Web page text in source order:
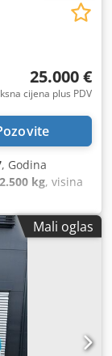
25.000 €
cijena plus PDV
, Godina
2.500 kg, visina
, vrsta
, napon
prednje
18X7-8
Mali oglas